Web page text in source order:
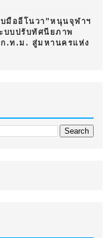
มืออีโนวา”หนุนจุฬาฯ
บบปรับทัศนียภาพ
.ท.ม. สู่มหานครแห่ง